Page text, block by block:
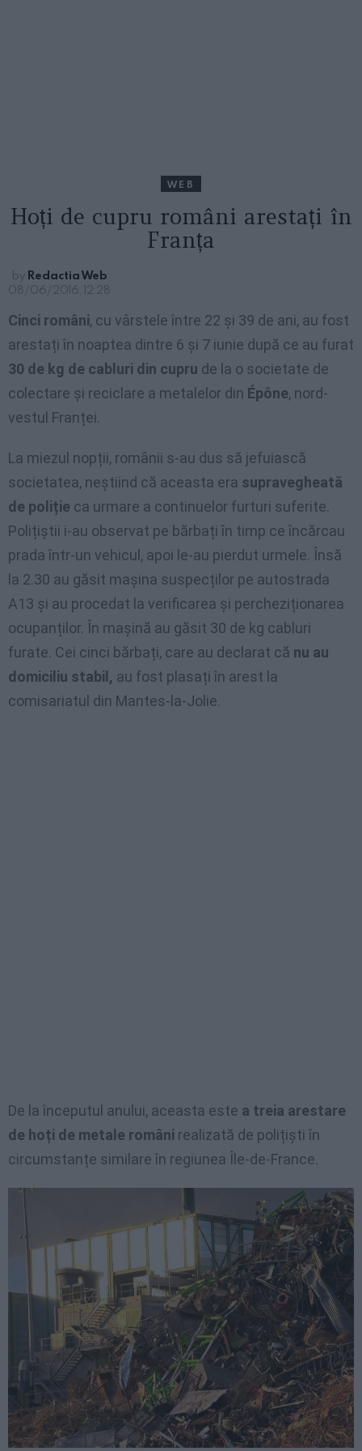
WEB
Hoți de cupru români arestați în
Franța
by Redactia Web
08/06/2016, 12:28
Cinci români, cu vârstele între 22 și 39 de ani, au fost
arestați în noaptea dintre 6 și 7 iunie după ce au furat
30 de kg de cabluri din cupru de la o societate de
colectare și reciclare a metalelor din Épône, nord-
vestul Franței.
La miezul nopții, românii s-au dus să jefuiască
societatea, neștiind că aceasta era supravegheată
de poliție ca urmare a continuelor furturi suferite.
Polițiștii i-au observat pe bărbați în timp ce încărcau
prada într-un vehicul, apoi le-au pierdut urmele. Însă
la 2.30 au găsit mașina suspecților pe autostrada
A13 și au procedat la verificarea și percheziționarea
ocupanților. În mașină au găsit 30 de kg cabluri
furate. Cei cinci bărbați, care au declarat că nu au
domiciliu stabil, au fost plasați în arest la
comisariatul din Mantes-la-Jolie.
De la începutul anului, aceasta este a treia arestare
de hoți de metale români realizată de polițiști în
circumstanțe similare în regiunea Île-de-France.